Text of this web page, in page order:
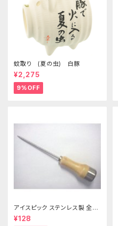
蚊取り (夏の虫) 白豚
¥2,275
9%OFF
アイスピック ステンレス製 全長
215ｍｍ
¥128